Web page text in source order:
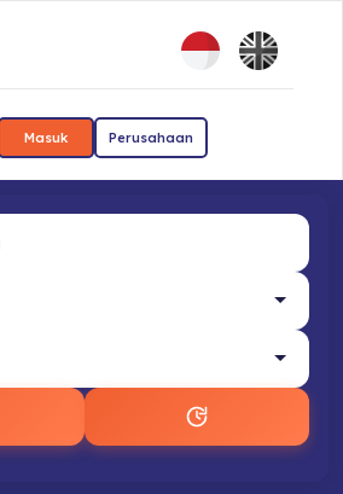
Masuk Perusahaan